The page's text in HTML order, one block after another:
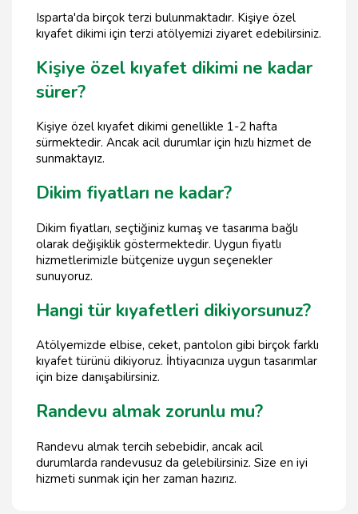
Isparta'da birçok terzi bulunmaktadır. Kişiye özel
kıyafet dikimi için terzi atölyemizi ziyaret edebilirsiniz.
Kişiye özel kıyafet dikimi ne kadar
sürer?
Kişiye özel kıyafet dikimi genellikle 1-2 hafta
sürmektedir. Ancak acil durumlar için hızlı hizmet de
sunmaktayız.
Dikim fiyatları ne kadar?
Dikim fiyatları, seçtiğiniz kumaş ve tasarıma bağlı
olarak değişiklik göstermektedir. Uygun fiyatlı
hizmetlerimizle bütçenize uygun seçenekler
sunuyoruz.
Hangi tür kıyafetleri dikiyorsunuz?
Atölyemizde elbise, ceket, pantolon gibi birçok farklı
kıyafet türünü dikiyoruz. İhtiyacınıza uygun tasarımlar
için bize danışabilirsiniz.
Randevu almak zorunlu mu?
Randevu almak tercih sebebidir, ancak acil
durumlarda randevusuz da gelebilirsiniz. Size en iyi
hizmeti sunmak için her zaman hazırız.